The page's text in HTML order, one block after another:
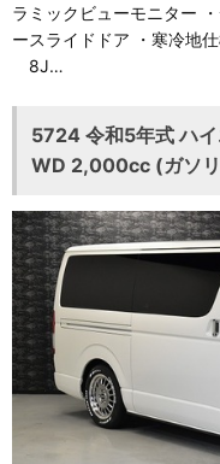
ラミックビューモニター
ースライドドア ・寒冷地
8J…
5724 令和5年式 ハ
WD 2,000cc (ガソ